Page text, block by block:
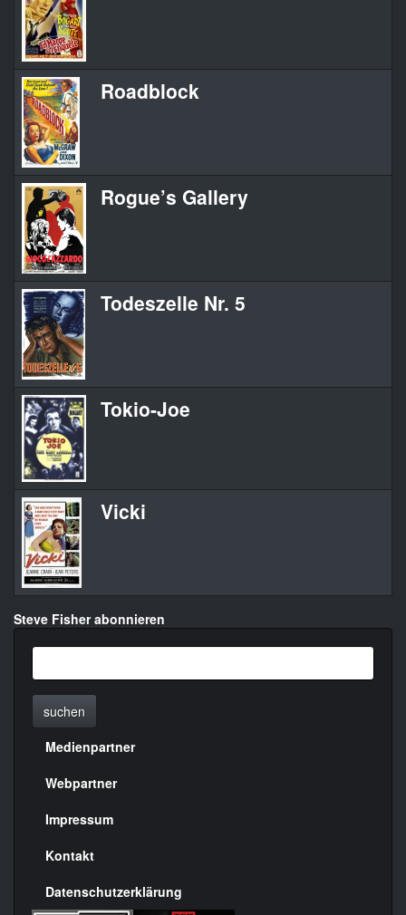
Roadblock
Rogue’s Gallery
Todeszelle Nr. 5
Tokio-Joe
Vicki
Steve Fisher abonnieren
suchen
Menülinks
rechte
Seite
Medienpartner
Webpartner
Impressum
Kontakt
Datenschutzerklärung